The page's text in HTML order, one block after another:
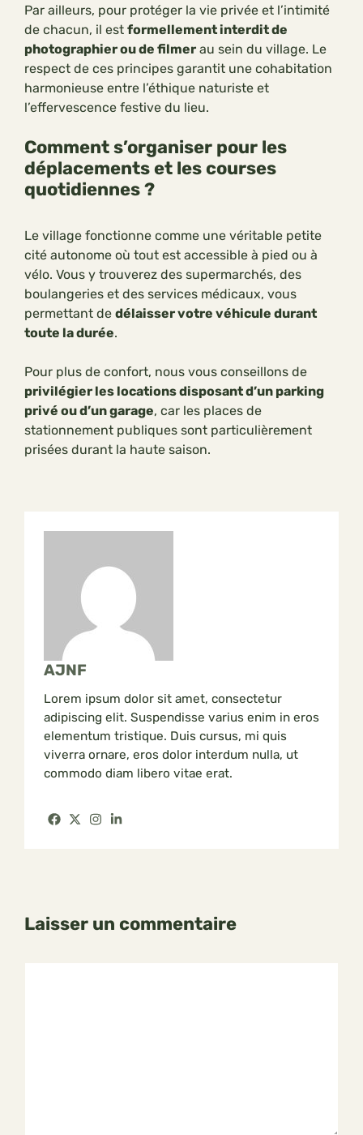
Par ailleurs, pour protéger la vie privée et l’intimité
de chacun, il est formellement interdit de
photographier ou de filmer au sein du village. Le
respect de ces principes garantit une cohabitation
harmonieuse entre l’éthique naturiste et
l’effervescence festive du lieu.
Comment s’organiser pour les
déplacements et les courses
quotidiennes ?
Le village fonctionne comme une véritable petite
cité autonome où tout est accessible à pied ou à
vélo. Vous y trouverez des supermarchés, des
boulangeries et des services médicaux, vous
permettant de délaisser votre véhicule durant
toute la durée.
Pour plus de confort, nous vous conseillons de
privilégier les locations disposant d’un parking
privé ou d’un garage, car les places de
stationnement publiques sont particulièrement
prisées durant la haute saison.
AJNF
Lorem ipsum dolor sit amet, consectetur
adipiscing elit. Suspendisse varius enim in eros
elementum tristique. Duis cursus, mi quis
viverra ornare, eros dolor interdum nulla, ut
commodo diam libero vitae erat.
Laisser un commentaire